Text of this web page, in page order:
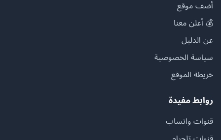
أضف موقع
💰 أعلن معنا
عن الدليل
سياسة الخصوصية
خريطة الموقع
روابط مفيدة
قنوات واتساب